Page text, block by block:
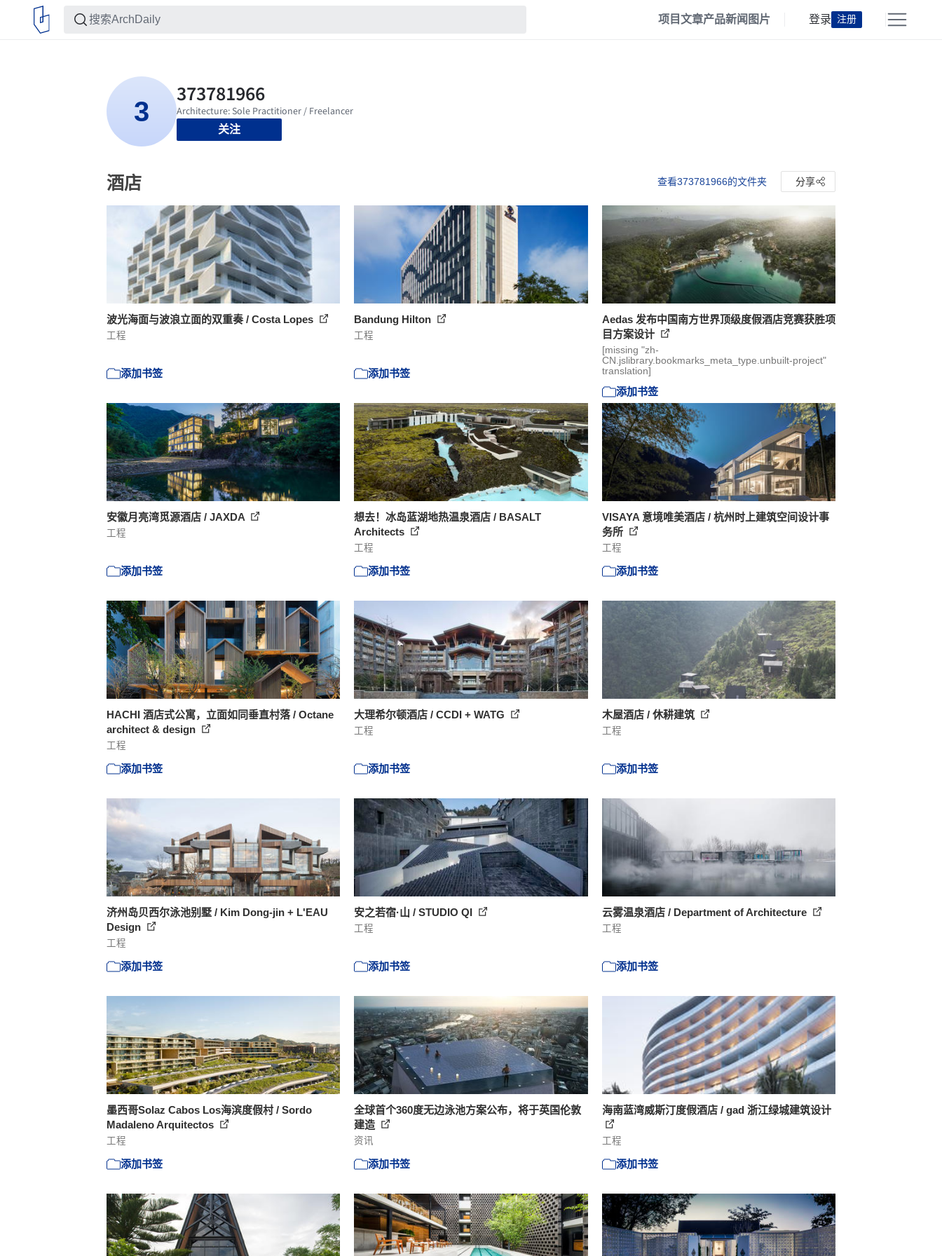
项目文章产品新闻 图片 登录 注册
关注
酒店 查看373781966的文件夹 分享
波光海面与波浪立面的双重奏 / Costa Lopes
工程
添加书签
Bandung Hilton
工程
添加书签
Aedas 发布中国南方世界顶级度假酒店竞赛获胜项
目方案设计
[missing "zh-
CN.jslibrary.bookmarks_meta_type.unbuilt-project"
translation]
添加书签
安徽月亮湾觅源酒店 / JAXDA
工程
添加书签
想去！冰岛蓝湖地热温泉酒店 / BASALT
Architects
工程
添加书签
VISAYA 意境唯美酒店 / 杭州时上建筑空间设计事
务所
工程
添加书签
HACHI 酒店式公寓，立面如同垂直村落 / Octane
architect & design
工程
添加书签
大理希尔顿酒店 / CCDI + WATG
工程
添加书签
木屋酒店 / 休耕建筑
工程
添加书签
济州岛贝西尔泳池别墅 / Kim Dong-jin + L'EAU
Design
工程
添加书签
安之若宿·山 / STUDIO QI
工程
添加书签
云雾温泉酒店 / Department of Architecture
工程
添加书签
墨西哥Solaz Cabos Los海滨度假村 / Sordo
Madaleno Arquitectos
工程
添加书签
全球首个360度无边泳池方案公布，将于英国伦敦
建造
资讯
添加书签
海南蓝湾威斯汀度假酒店 / gad 浙江绿城建筑设计
工程
添加书签